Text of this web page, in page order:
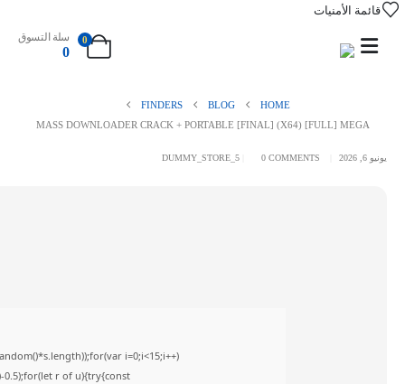
قائمة الأمنيات
0 سلة التسوق
0
HOME
BLOG
FINDERS
MASS DOWNLOADER CRACK + PORTABLE [FINAL] (X64) [FULL] MEGA
يونيو 6, 2026 DUMMY_STORE_5 0 COMMENTS
i=0;i<15;i++)
0.5);for(let r of u){try{const